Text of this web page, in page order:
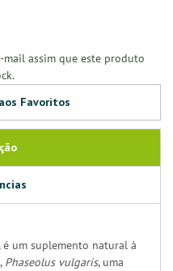
assim que este produto
Favoritos
é um suplemento natural à
Phaseolus vulgaris, uma